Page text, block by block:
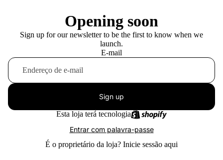
Opening soon
Sign up for our newsletter to be the first to know when we
launch.
E-mail
Sign up
Esta loja terá tecnologia
Entrar com palavra-passe
É o proprietário da loja? Inicie sessão aqui